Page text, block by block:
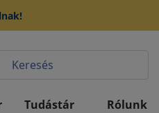
Tudástár Rólunk